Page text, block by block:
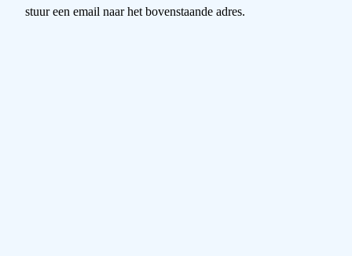
stuur een email naar het bovenstaande adres.